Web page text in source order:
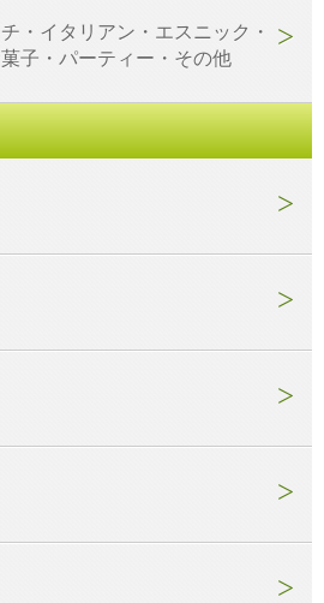
・イタリアン・エスニック・
子・パーティー・その他